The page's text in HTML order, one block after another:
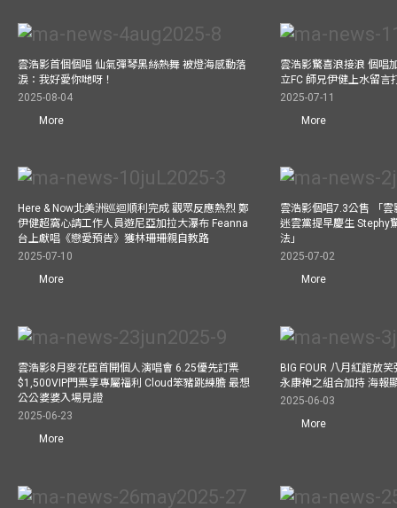
雲浩影首個個唱 仙氣彈琴黑絲熱舞 被燈海感動落
淚：我好愛你哋呀！
2025-08-04
More
雲浩影驚喜浪接浪 個唱
立FC 師兄伊健上水留言
2025-07-11
More
Here & Now北美洲巡迴順利完成 觀眾反應熱烈 鄭
伊健超窩心請工作人員遊尼亞加拉大瀑布 Feanna
台上獻唱《戀愛預告》獲林珊珊親自教路
2025-07-10
More
雲浩影個唱7.3公售 「
迷雲黨提早慶生 Stephy
法」
2025-07-02
More
雲浩影8月麥花臣首開個人演唱會 6.25優先訂票
$1,500VIP門票享專屬福利 Cloud笨豬跳練膽 最想
公公婆婆入場見證
2025-06-23
More
BIG FOUR 八月紅館放
永康神之組合加持 海報
2025-06-03
More